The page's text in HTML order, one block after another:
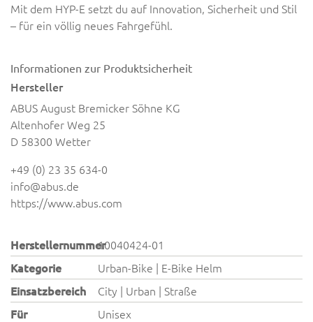
Mit dem HYP-E setzt du auf Innovation, Sicherheit und Stil
– für ein völlig neues Fahrgefühl.
Informationen zur Produktsicherheit
Hersteller
ABUS August Bremicker Söhne KG
Altenhofer Weg 25
D 58300 Wetter
+49 (0) 23 35 634-0
info@abus.de
https://www.abus.com
Herstellernummer10040424-01
Kategorie
Urban-Bike | E-Bike Helm
Einsatzbereich
City | Urban | Straße
Für
Unisex